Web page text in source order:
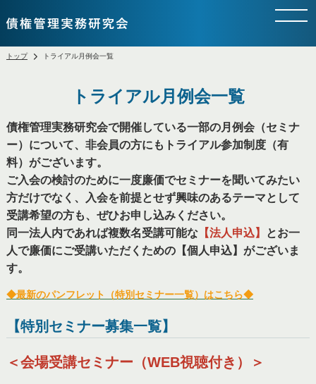
トップ トライアル月例会一覧
トライアル月例会一覧
債権管理実務研究会で開催している一部の月例会（セミナ
ー）について、非会員の方にもトライアル参加制度（有
料）がございます。
ご入会の検討のために一度廉価でセミナーを聞いてみたい
方だけでなく、入会を前提とせず興味のあるテーマとして
受講希望の方も、ぜひお申し込みください。
同一法人内であれば複数名受講可能な【法人申込】
とお一
人で廉価にご受講いただくための【個人申込】がございま
す。
◆最新のパンフレット（特別セミナー一覧）はこちら◆
【特別セミナー募集一覧】
＜会場受講セミナー（WEB視聴付き）＞